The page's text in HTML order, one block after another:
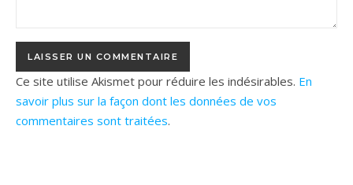
Ce site utilise Akismet pour réduire les indésirables. En
savoir plus sur la façon dont les données de vos
commentaires sont traitées.